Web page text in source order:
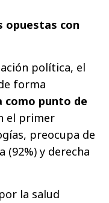
opuestas con
política, el
forma
como punto de
el primer
preocupa de
y derecha
la salud